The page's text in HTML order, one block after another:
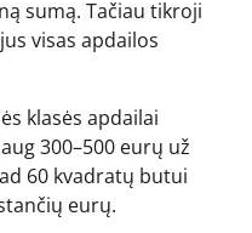
sumą. Tačiau tikroji
visas apdailos
klasės apdailai
300–500 eurų už
60 kvadratų butui
eurų.